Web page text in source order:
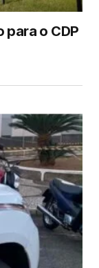
para o CDP